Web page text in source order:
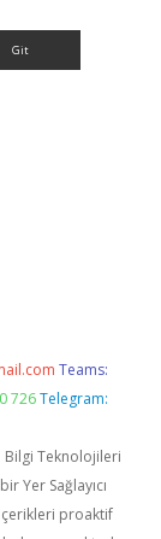
Teams:
726 Telegram:
Bilgi Teknolojileri
Yer Sağlayıcı
proaktif